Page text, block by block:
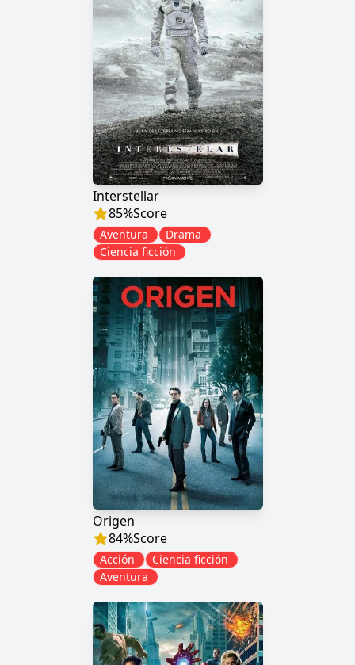
Interstellar
85%Score
Aventura
Drama
Ciencia ficción
Origen
84%Score
Acción
Ciencia ficción
Aventura